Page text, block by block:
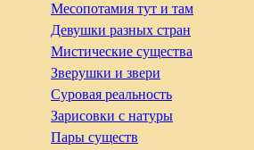
Месопотамия тут и там
Девушки разных стран
Мистические существа
Зверушки и звери
Суровая реальность
Зарисовки с натуры
Пары существ